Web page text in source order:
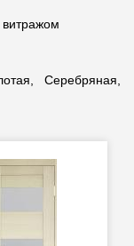
Серебряная,